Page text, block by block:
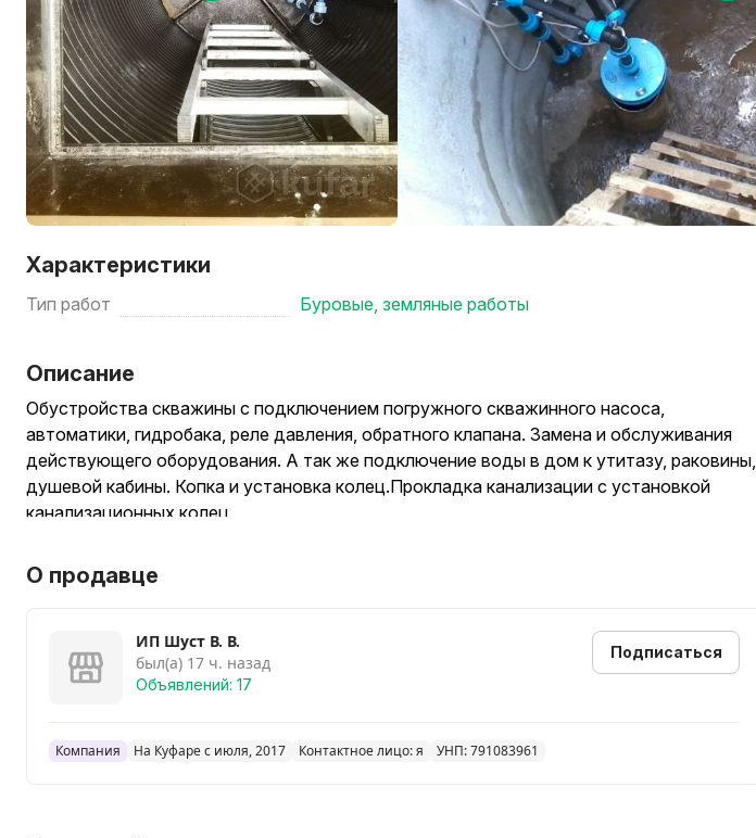
Характеристики
Тип работ Буровые, земляные работы
Описание
Обустройства скважины с подключением погружного скважинного насоса,
автоматики, гидробака, реле давления, обратного клапана. Замена и обслуживания
действующего оборудования. А так же подключение воды в дом к утитазу, раковины,
душевой кабины. Копка и установка колец.Прокладка канализации с установкой
канализационных колец.
О продавце
ИП Шуст В. В.
был(а) 17 ч. назад
Объявлений: 17
Подписаться
Компания На Куфаре с июля, 2017 Контактное лицо: я УНП: 791083961